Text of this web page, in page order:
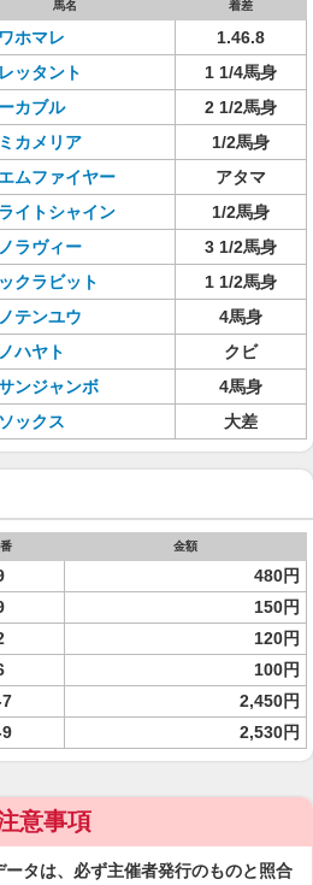
馬名 着差
ホマレ
1.46.8
ッタント
1 1/4馬身
カブル
2 1/2馬身
カメリア
1/2馬身
ムファイヤー
アタマ
イトシャイン
1/2馬身
ラヴィー
3 1/2馬身
クラビット
1 1/2馬身
テンユウ
4馬身
ハヤト
クビ
ンジャンボ
4馬身
ックス 大差
金額
480円
150円
120円
100円
2,450円
2,530円
意事項
タは、必ず主催者発行のものと照合